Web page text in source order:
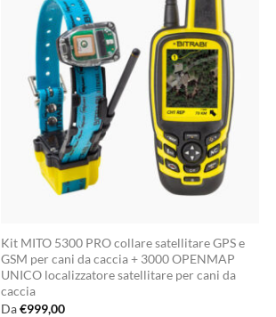
Kit MITO 5300 PRO collare satellitare GPS e
GSM per cani da caccia + 3000 OPENMAP
UNICO localizzatore satellitare per cani da
caccia
Da€999,00